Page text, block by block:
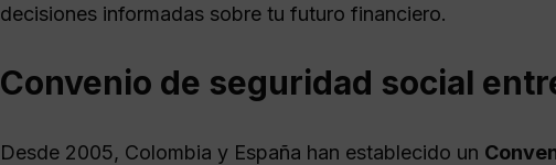
decisiones informadas sobre tu futuro financiero.
Convenio de seguridad social
Desde 2005, Colombia y España han establecido un